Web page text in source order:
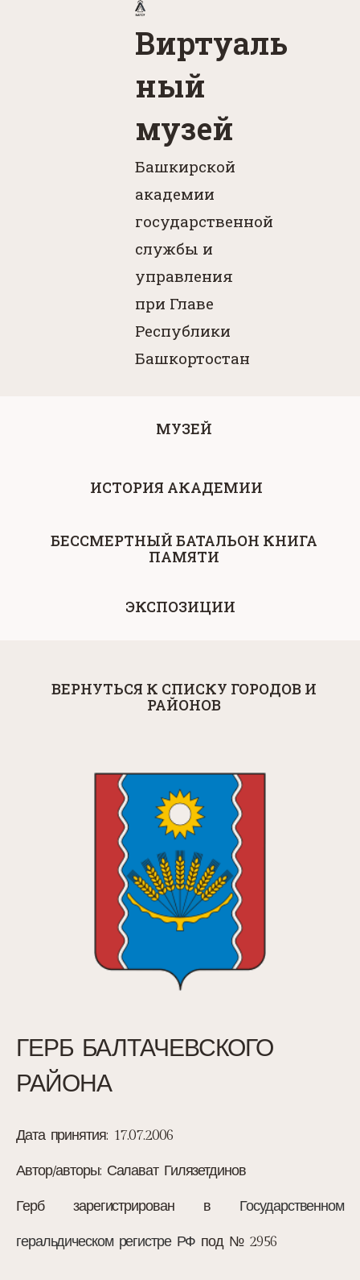
Виртуаль
ный
музей
Башкирской
академии
государственной
службы и
управления
при Главе
Республики
Башкортостан
МУЗЕЙ
ИСТОРИЯ АКАДЕМИИ
БЕССМЕРТНЫЙ БАТАЛЬОН КНИГА
ПАМЯТИ
ЭКСПОЗИЦИИ
ВЕРНУТЬСЯ К СПИСКУ ГОРОДОВ И
РАЙОНОВ
ГЕРБ БАЛТАЧЕВСКОГО
РАЙОНА
Дата принятия:17.07.2006
Автор/авторы:Салават Гилязетдинов
Герб зарегистрирован в Государственном
геральдическом регистре РФ под № 2956